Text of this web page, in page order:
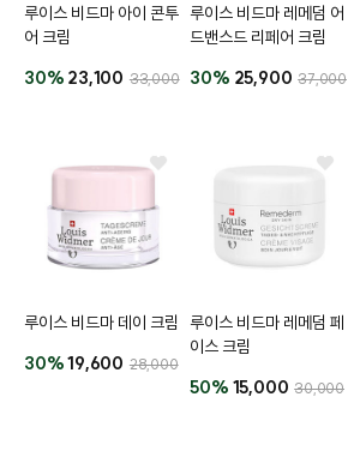
루이스 비드마 아이 콘투
어 크림
30% 23,100 33,000
루이스 비드마 레메덤 어
드밴스드 리페어 크림
30% 25,900 37,000
루이스 비드마 데이 크림
30%19,600 28,000
루이스 비드마 레메덤 페
이스 크림
50% 15,000 30,000